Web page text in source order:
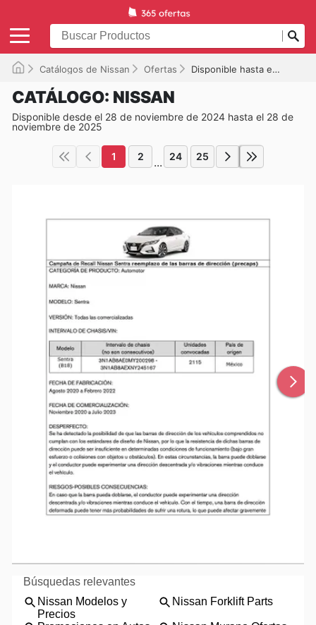
Catálogos de Nissan Ofertas Disponible hasta el 28/11/2025
CATÁLOGO: NISSAN
Disponible desde el 28 de noviembre de 2024 hasta el 28 de
noviembre de 2025
1 2 ... 24 25